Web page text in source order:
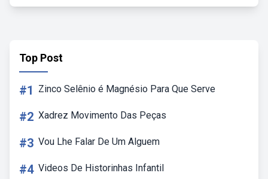
Top Post
#1 Zinco Selênio é Magnésio Para Que Serve
#2 Xadrez Movimento Das Peças
#3 Vou Lhe Falar De Um Alguem
#4 Videos De Historinhas Infantil